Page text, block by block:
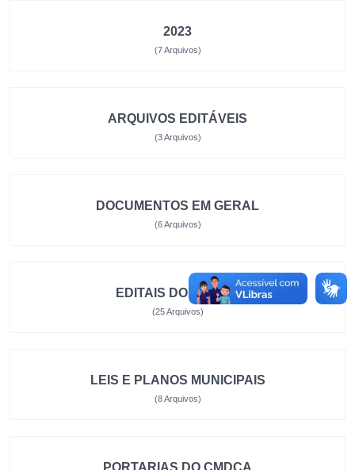
2023
(7 Arquivos)
ARQUIVOS EDITÁVEIS
(3 Arquivos)
DOCUMENTOS EM GERAL
(6 Arquivos)
EDITAIS DO CMDCA
(25 Arquivos)
LEIS E PLANOS MUNICIPAIS
(8 Arquivos)
PORTARIAS DO CMDCA